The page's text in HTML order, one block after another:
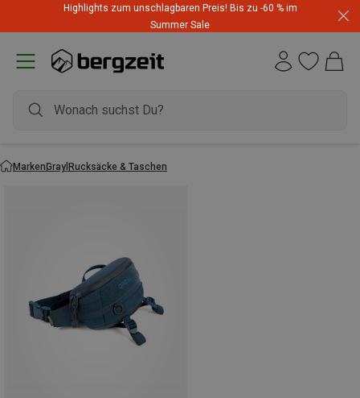
Highlights zum unschlagbaren Preis! Bis zu -60 % im
Summer Sale
MarkenGrayl Rucksäcke & Taschen